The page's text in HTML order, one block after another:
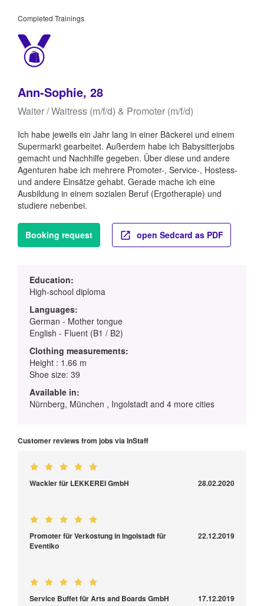
Completed Trainings
Ann-Sophie, 28
Waiter / Waitress (m/f/d) & Promoter (m/f/d)
Ich habe jeweils ein Jahr lang in einer Bäckerei und einem
Supermarkt gearbeitet. Außerdem habe ich Babysitterjobs
gemacht und Nachhilfe gegeben. Über diese und andere
Agenturen habe ich mehrere Promoter-, Service-, Hostess-
und andere Einsätze gehabt. Gerade mache ich eine
Ausbildung in einem sozialen Beruf (Ergotherapie) und
studiere nebenbei.
Booking request open Sedcard as PDF
Education:
High-school diploma
Languages:
German - Mother tongue
English - Fluent (B1 / B2)
Clothing measurements:
Height : 1.66 m
Shoe size: 39
Available in:
Nürnberg, München , Ingolstadt and 4 more cities
Customer reviews from jobs via InStaff
Wackler für LEKKEREI GmbH 28.02.2020
Promoter für Verkostung in Ingolstadt für
Eventiko
22.12.2019
Service Buffet für Arts and Boards GmbH 17.12.2019